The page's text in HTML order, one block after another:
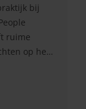
bij
op het
als